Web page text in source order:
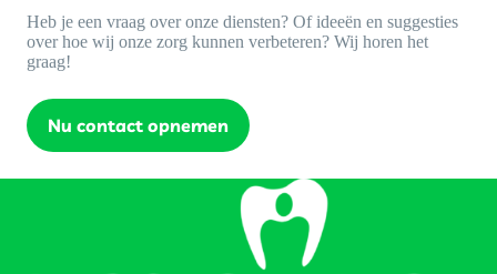
Heb je een vraag over onze diensten? Of ideeën en suggesties
over hoe wij onze zorg kunnen verbeteren? Wij horen het
graag!
Nu contact opnemen